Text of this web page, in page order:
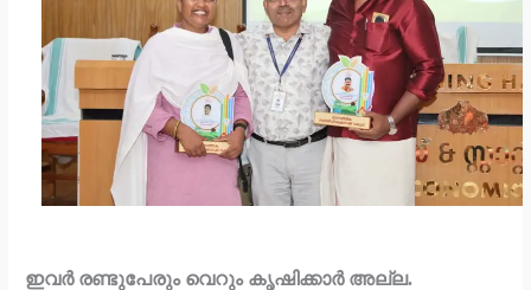
ഇവർ രണ്ടുപേരും വെറും കൃഷിക്കാർ അല്ല.